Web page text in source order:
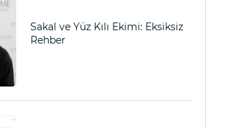
Sakal ve Yüz Kılı Ekimi: Eksiksiz
Rehber